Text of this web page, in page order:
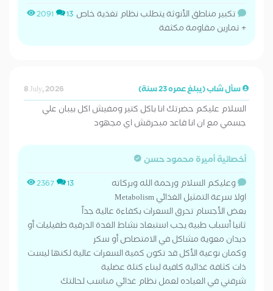
2091 13 تكبير مناطق الأنوثة يتطلب نظام تغذية خاص
+ تمارين مقاومة مكثفة
سأل شاب (يبلغ عمره 23 سنة) 8 July, 2026
السلام عليكم حضرتك انا باكل كتير ومفيش اكل بيبان علي
جسمي مع ان انا قاعد مبحرقش اي مجهود
أخصائية أميرة محمود حسن
2367 13
وعليكم السلام ورحمة الله وبركاته
اولا سرعة التمثيل الغذائي Metabolism
بعض الأجسام تحرق السعرات بكفاءة عالية جداً
ثانيا ​أسباب طبية يجب استبعاد نشاط الغدة الدرقية طفيليات أو
ديدان معوية مشاكل في الامتصاص أو سكر
وكمان ​نوعية الأكل قد تكون كمية السعرات عالية لكنها ليست
ذات كثافة غذائية كافية لبناء كتلة عضلية
شرفني في العياده لعمل نظام غذائي مناسب لحالتك